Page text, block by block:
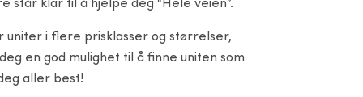
står klar til å hjelpe deg “Hele veien”.
uniter i flere prisklasser og størrelser,
en god mulighet til å finne uniten som
aller best!